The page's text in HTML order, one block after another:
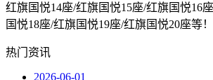
红旗国悦14座/红旗国悦15座/红旗国悦16
国悦18座/红旗国悦19座/红旗国悦20座等！
热门资讯
2026-06-01